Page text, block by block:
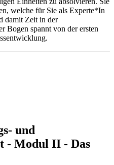
welche für Sie als Experte*In
damit Zeit in der
Bogen spannt von der ersten
und
- Modul II - Das